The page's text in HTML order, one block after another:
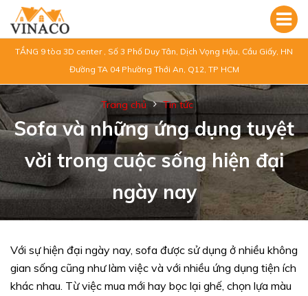
TẦNG 9 tòa 3D center , Số 3 Phố Duy Tân, Dịch Vọng Hậu, Cầu Giấy, HN
Đường TA 04 Phường Thới An, Q12, TP HCM
Trang chủ Tin tức
Sofa và những ứng dụng tuyệt
vời trong cuộc sống hiện đại
ngày nay
Với sự hiện đại ngày nay, sofa được sử dụng ở nhiều không
gian sống cũng như làm việc và với nhiều ứng dụng tiện ích
khác nhau. Từ việc mua mới hay bọc lại ghế, chọn lựa màu